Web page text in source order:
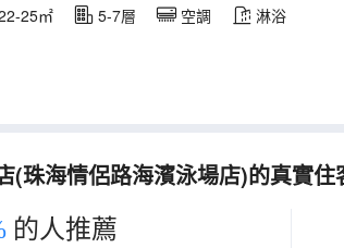
25㎡ 5-7層 空調 淋浴
珠海情侶路海濱泳場店)的真實住
的人推薦